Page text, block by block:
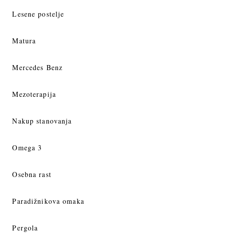
Lesene postelje
Matura
Mercedes Benz
Mezoterapija
Nakup stanovanja
Omega 3
Osebna rast
Paradižnikova omaka
Pergola